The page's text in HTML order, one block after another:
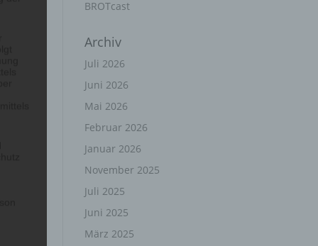
BROTcast
Archiv
Juli 2026
Juni 2026
Mai 2026
Februar 2026
Januar 2026
November 2025
Juli 2025
Juni 2025
März 2025